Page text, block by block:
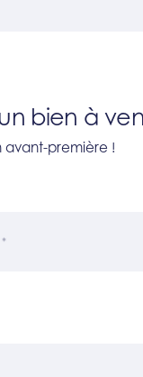
bien à
avant-première !
*